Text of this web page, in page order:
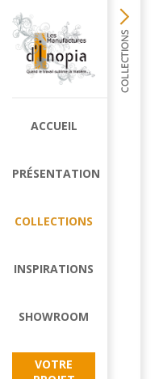
ACCUEIL
PRÉSENTATION
COLLECTIONS
INSPIRATIONS
SHOWROOM
VOTRE